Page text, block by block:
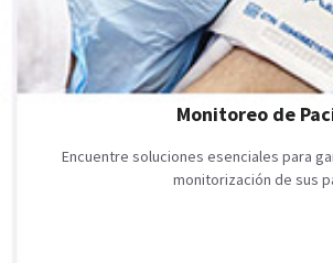
Monitoreo de
Encuentre soluciones esenciales para
monitorización de sus